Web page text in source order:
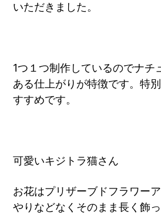
いただきました。
1つ１つ制作しているのでナチ
ある仕上がりが特徴です。特
すすめです。
可愛いキジトラ猫さん
お花はプリザーブドフラワー
やりなどなくそのまま長く飾